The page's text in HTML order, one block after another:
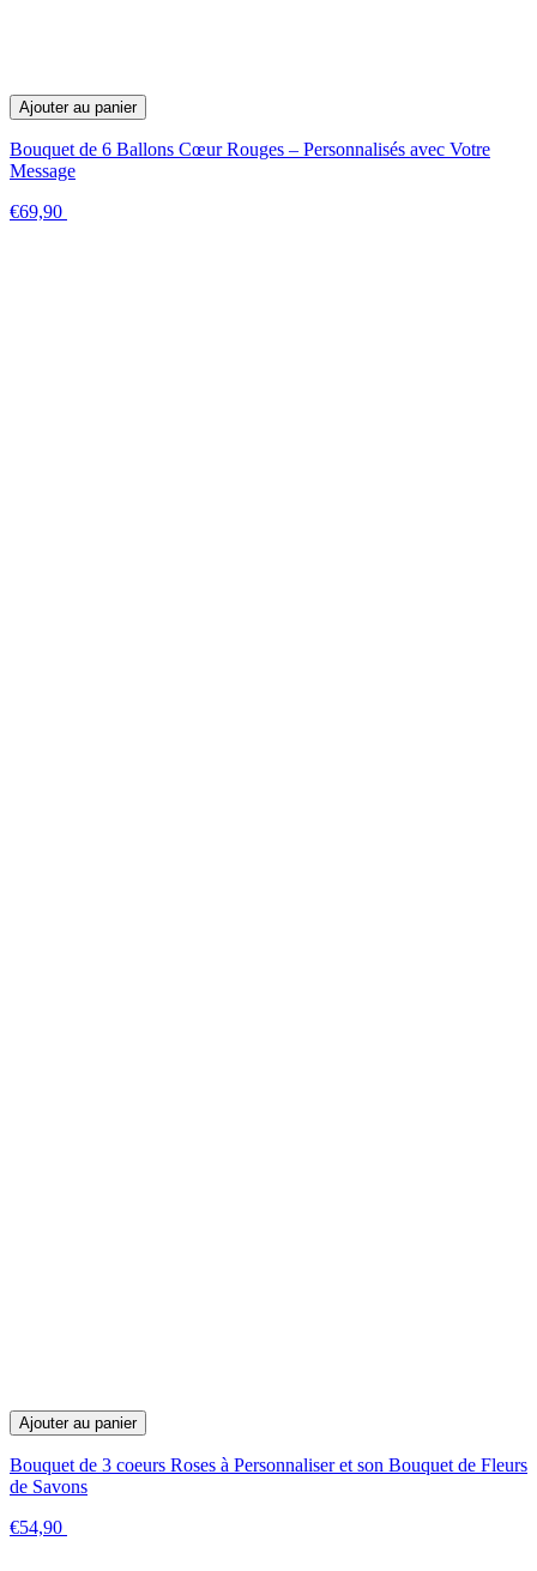
Ajouter au panier
Bouquet de 6 Ballons Cœur Rouges – Personnalisés avec Votre
Message
€69,90
Ajouter au panier
Bouquet de 3 coeurs Roses à Personnaliser et son Bouquet de Fleurs
de Savons
€54,90